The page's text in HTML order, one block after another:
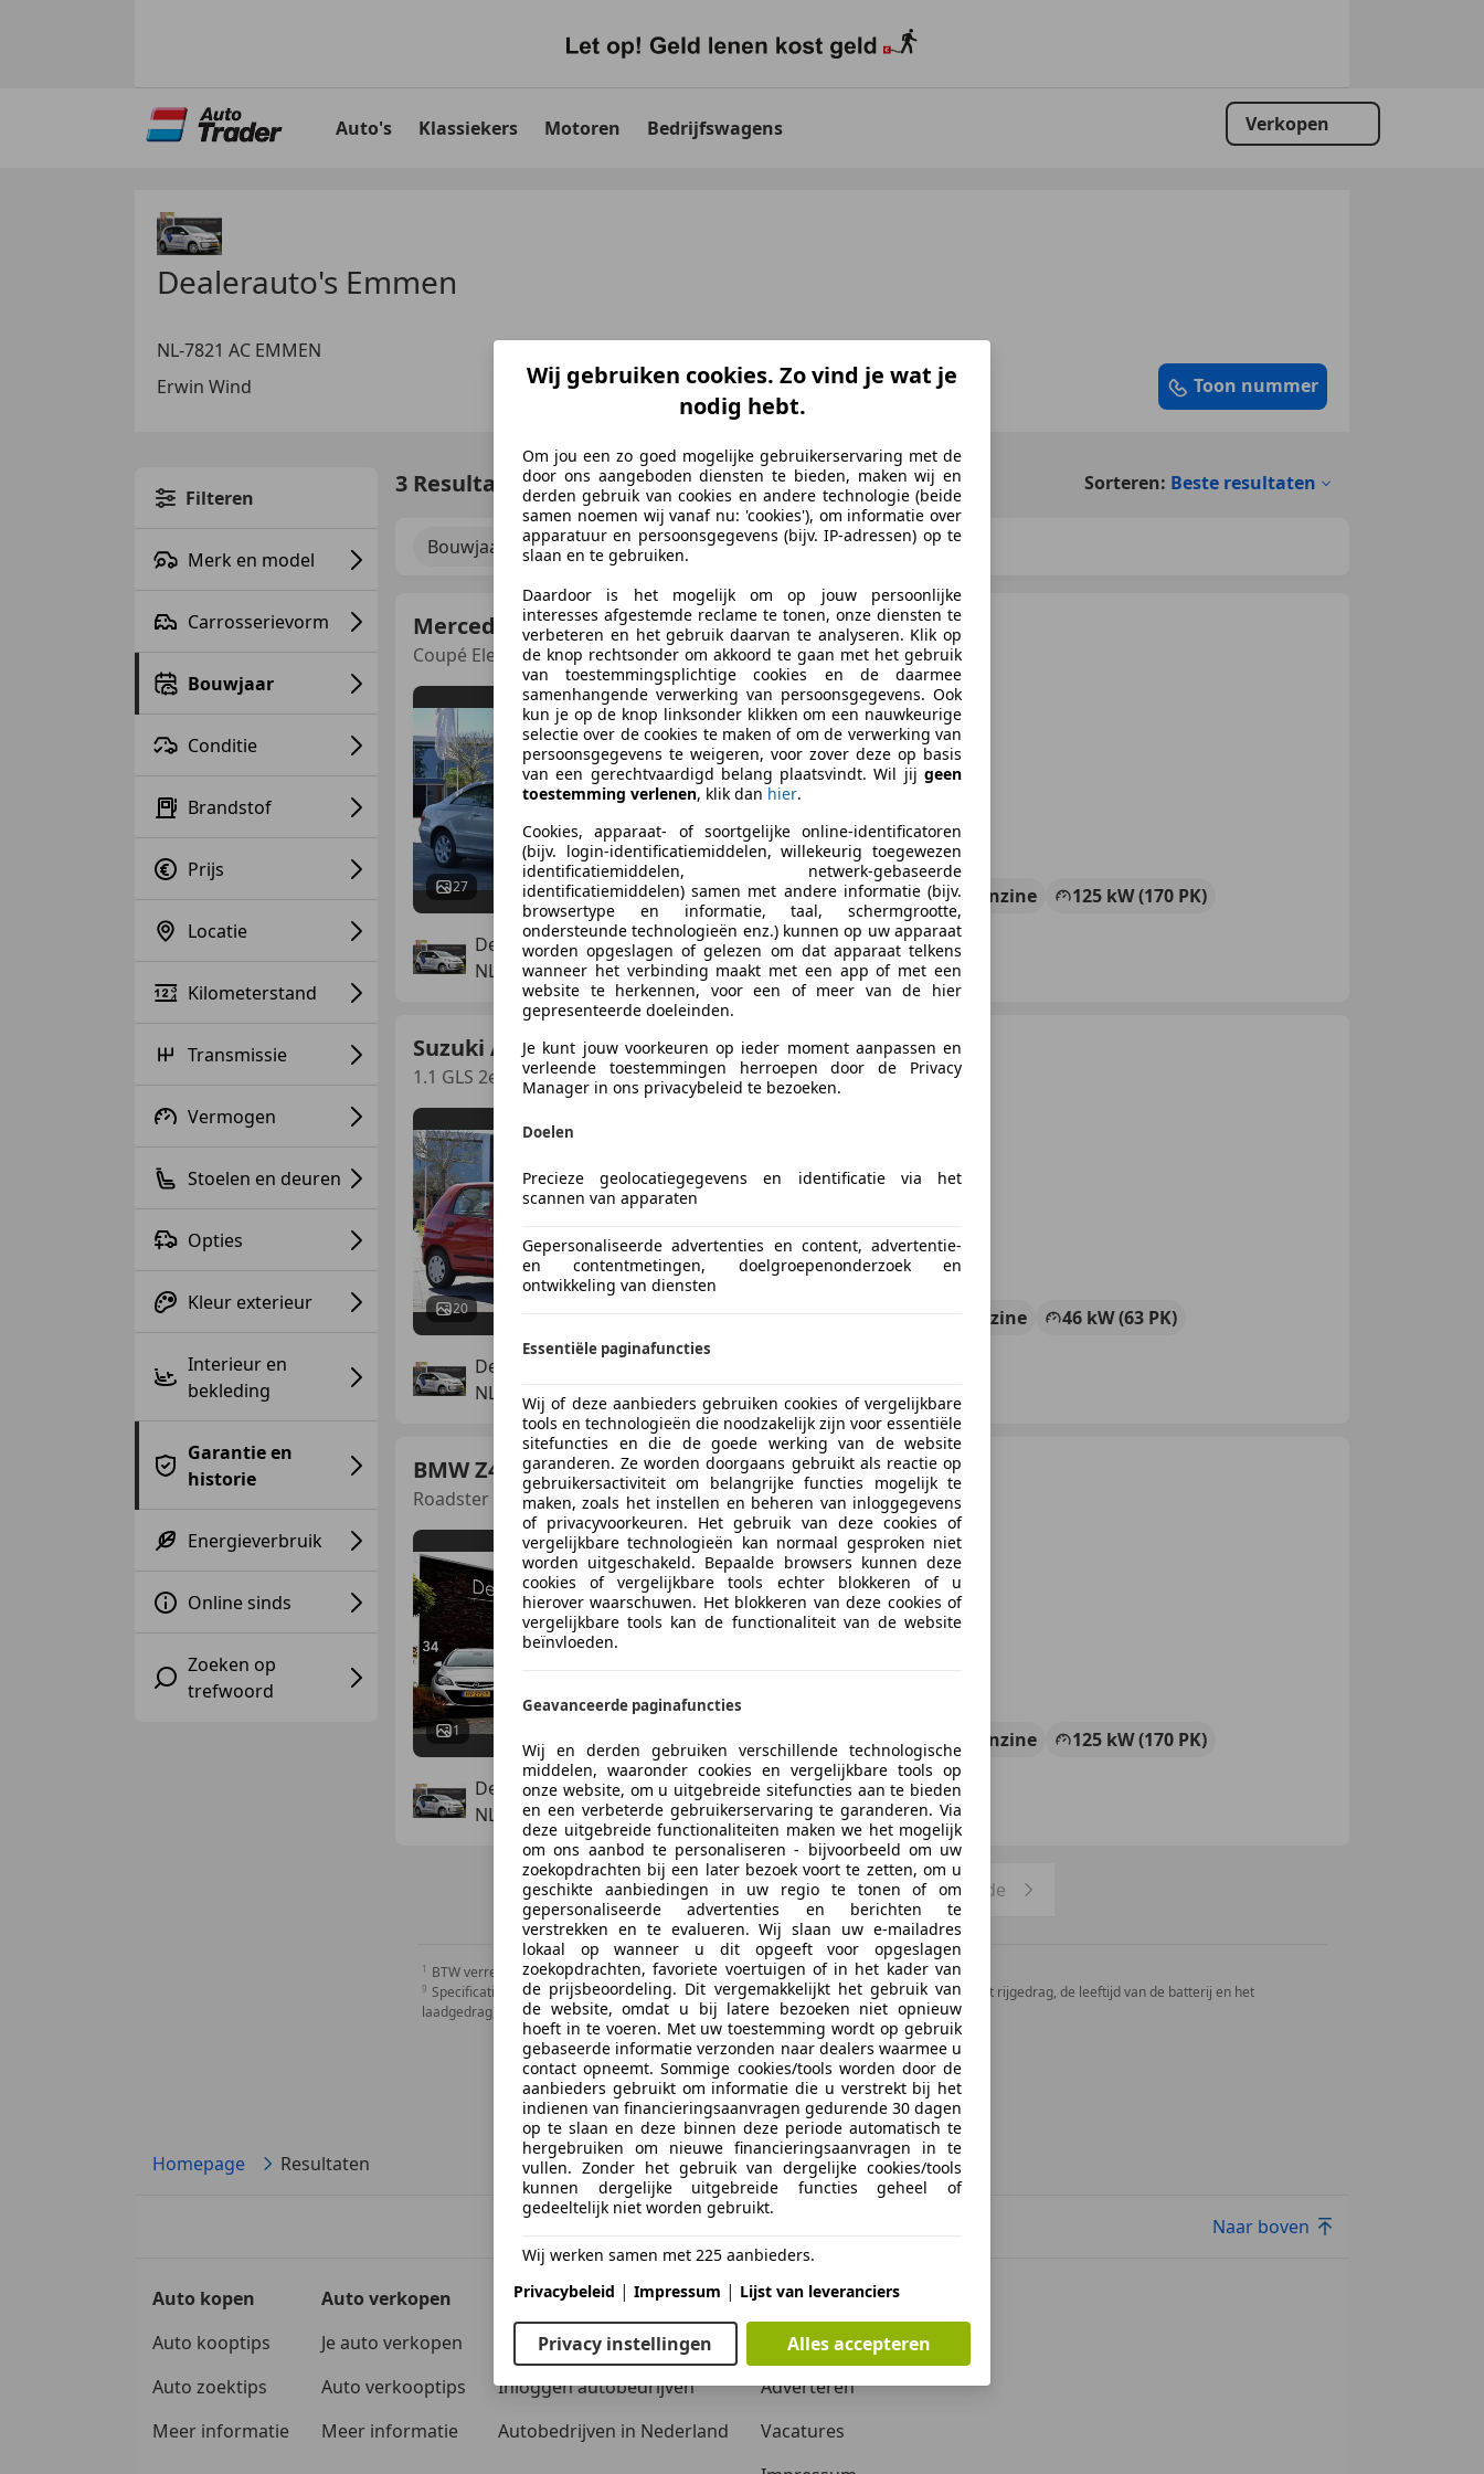
Auto's Klassiekers Motoren Bedrijfswagens Verkopen
Dealerauto's Emmen
NL-7821 AC EMMEN
Erwin Wind
Toon nummer
Filteren
Merk en model
Carrosserievorm
Bouwjaar
Conditie
Brandstof
Prijs
Locatie
Kilometerstand
Transmissie
Vermogen
Stoelen en deuren
Opties
Kleur exterieur
Interieur en
bekleding
Garantie en
historie
Energieverbruik
Online sinds
Zoeken op
trefwoord
3 Resultatenvoor uw zoekopdracht Sorteren: Beste resultaten
Bouwjaar tot 2006 Schadeauto's tonen
Mercedes-Benz CLK 240
Coupé Elegance
27
€ 3.999
06/2003 249.399 km Benzine
125 kW (170 PK)
Dealerauto's Emmen
NL-7821 AC EMMEN
Suzuki Alto
1.1 GLS 2e eigenaar 60.650km NAP
20 Benzine
46 kW (63 PK)
Dealerauto's Emmen
NL-7821 AC EMMEN
BMW Z4
Roadster 2.2i 6 cilinder LEDER SPORSTOELEN
1
€ 9.950
06/2004 119.019 km Benzine
125 kW (170 PK)
Dealerauto's Emmen
NL-7821 AC EMMEN
Vorige 1 Volgende
BTW verrekenbaar
Specificatie van de fabrikant voor nieuwe voertuigen. Afhankelijk van de kilometerstand, het rijgedrag, de leeftijd van de batterij en het
laadgedrag, kan de radius van occasies aanzienlijk variëren.
Homepage Resultaten
Naar boven
Auto kopen
Auto kooptips
Auto zoektips
Meer informatie
Auto verkopen
Je auto verkopen
Auto verkooptips
Meer informatie
Zakelijk
Adverteren autobedrijven
Inloggen autobedrijven
Autobedrijven in Nederland
Over ons
Over ons / Contact
Adverteren
Vacatures
Wij gebruiken cookies. Zo vind je wat je
nodig hebt.
Om jou een zo goed mogelijke gebruikerservaring met de
door ons aangeboden diensten te bieden, maken wij en
derden gebruik van cookies en andere technologie (beide
samen noemen wij vanaf nu: 'cookies'), om informatie over
apparatuur en persoonsgegevens (bijv. IP-adressen) op te
slaan en te gebruiken.
Daardoor is het mogelijk om op jouw persoonlijke
interesses afgestemde reclame te tonen, onze diensten te
verbeteren en het gebruik daarvan te analyseren. Klik op
de knop rechtsonder om akkoord te gaan met het gebruik
van toestemmingsplichtige cookies en de daarmee
samenhangende verwerking van persoonsgegevens. Ook
kun je op de knop linksonder klikken om een nauwkeurige
selectie over de cookies te maken of om de verwerking van
persoonsgegevens te weigeren, voor zover deze op basis
van een gerechtvaardigd belang plaatsvindt. Wil jij geen
toestemming verlenen, klik dan hier.
Cookies, apparaat- of soortgelijke online-identificatoren
(bijv. login-identificatiemiddelen, willekeurig toegewezen
identificatiemiddelen, netwerk-gebaseerde
identificatiemiddelen) samen met andere informatie (bijv.
browsertype en informatie, taal, schermgrootte,
ondersteunde technologieën enz.) kunnen op uw apparaat
worden opgeslagen of gelezen om dat apparaat telkens
wanneer het verbinding maakt met een app of met een
website te herkennen, voor een of meer van de hier
gepresenteerde doeleinden.
Je kunt jouw voorkeuren op ieder moment aanpassen en
verleende toestemmingen herroepen door de Privacy
Manager in ons privacybeleid te bezoeken.
Doelen
Precieze geolocatiegegevens en identificatie via het
scannen van apparaten
Gepersonaliseerde advertenties en content, advertentie-
en contentmetingen, doelgroepenonderzoek en
ontwikkeling van diensten
Essentiële paginafuncties
Wij of deze aanbieders gebruiken cookies of vergelijkbare
tools en technologieën die noodzakelijk zijn voor essentiële
sitefuncties en die de goede werking van de website
garanderen. Ze worden doorgaans gebruikt als reactie op
gebruikersactiviteit om belangrijke functies mogelijk te
maken, zoals het instellen en beheren van inloggegevens
of privacyvoorkeuren. Het gebruik van deze cookies of
vergelijkbare technologieën kan normaal gesproken niet
worden uitgeschakeld. Bepaalde browsers kunnen deze
cookies of vergelijkbare tools echter blokkeren of u
hierover waarschuwen. Het blokkeren van deze cookies of
vergelijkbare tools kan de functionaliteit van de website
beïnvloeden.
Geavanceerde paginafuncties
Wij en derden gebruiken verschillende technologische
middelen, waaronder cookies en vergelijkbare tools op
onze website, om u uitgebreide sitefuncties aan te bieden
en een verbeterde gebruikerservaring te garanderen. Via
deze uitgebreide functionaliteiten maken we het mogelijk
om ons aanbod te personaliseren - bijvoorbeeld om uw
zoekopdrachten bij een later bezoek voort te zetten, om u
geschikte aanbiedingen in uw regio te tonen of om
gepersonaliseerde advertenties en berichten te
verstrekken en te evalueren. Wij slaan uw e-mailadres
lokaal op wanneer u dit opgeeft voor opgeslagen
zoekopdrachten, favoriete voertuigen of in het kader van
de prijsbeoordeling. Dit vergemakkelijkt het gebruik van
de website, omdat u bij latere bezoeken niet opnieuw
hoeft in te voeren. Met uw toestemming wordt op gebruik
gebaseerde informatie verzonden naar dealers waarmee u
contact opneemt. Sommige cookies/tools worden door de
aanbieders gebruikt om informatie die u verstrekt bij het
indienen van financieringsaanvragen gedurende 30 dagen
op te slaan en deze binnen deze periode automatisch te
hergebruiken om nieuwe financieringsaanvragen in te
vullen. Zonder het gebruik van dergelijke cookies/tools
kunnen dergelijke uitgebreide functies geheel of
gedeeltelijk niet worden gebruikt.
Wij werken samen met 225 aanbieders.
Privacybeleid | Impressum | Lijst van leveranciers
Privacy instellingen Alles accepteren